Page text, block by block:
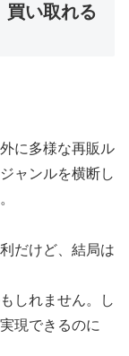
買い取れる
に多様な再販ル
ャンルを横断し
だけど、結局は
しれません。し
現できるのに